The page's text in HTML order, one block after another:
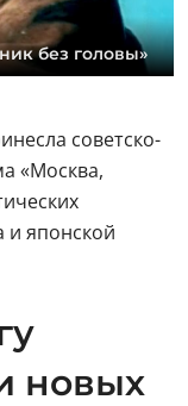
без головы»
советско-
«Москва,
и японской
новых